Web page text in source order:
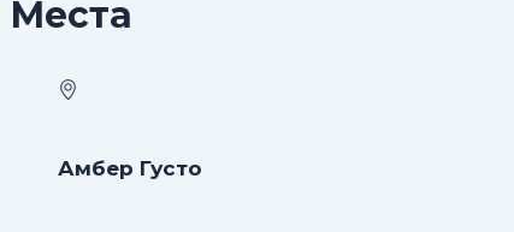
Места
Амбер Густо